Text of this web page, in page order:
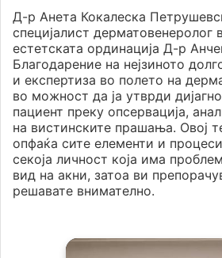
Д-р Анета Кокалеска
специјалист
естетската ординација Д-р
Благодарение на нејзиното
и експертиза во полето на
во можност да ја утврди
пациент преку опсервација,
на вистинските прашања. Овој
опфаќа сите елементи и
секоја личност која има
вид на акни, затоа ви
решавате внимателно.